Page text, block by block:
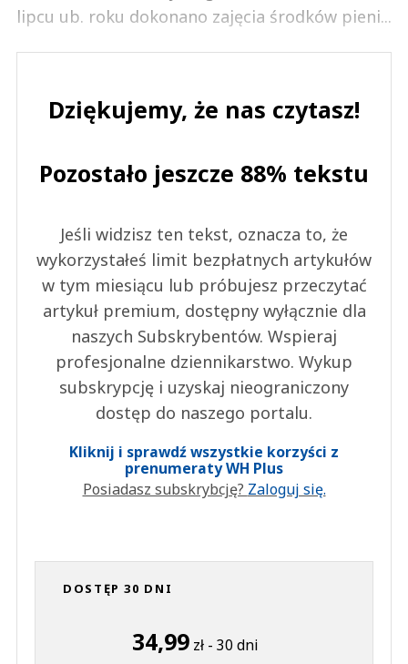
lipcu ub. roku dokonano zajęcia środków pieni...
Dziękujemy, że nas czytasz!
Pozostało jeszcze 88% tekstu
Jeśli widzisz ten tekst, oznacza to, że
wykorzystałeś limit bezpłatnych artykułów
w tym miesiącu lub próbujesz przeczytać
artykuł premium, dostępny wyłącznie dla
naszych Subskrybentów. Wspieraj
profesjonalne dziennikarstwo. Wykup
subskrypcję i uzyskaj nieograniczony
dostęp do naszego portalu.
Kliknij i sprawdź wszystkie korzyści z
prenumeraty WH Plus
Posiadasz subskrybcję? Zaloguj się.
DOSTĘP 30 DNI
34,99 zł - 30 dni